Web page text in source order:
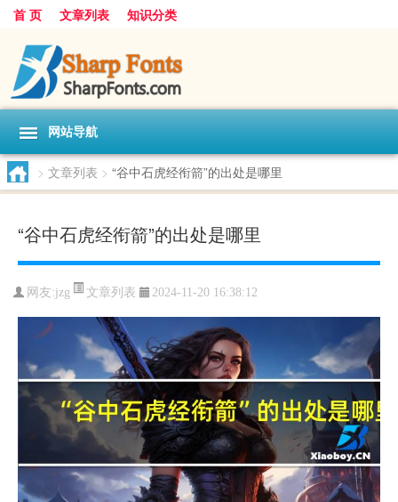
首 页 文章列表 知识分类
网站导航
> 文章列表 > “谷中石虎经衔箭”的出处是哪里
“谷中石虎经衔箭”的出处是哪里
网友:jzg 文章列表 2024-11-20 16:38:12